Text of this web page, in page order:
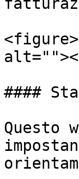
####
Questo